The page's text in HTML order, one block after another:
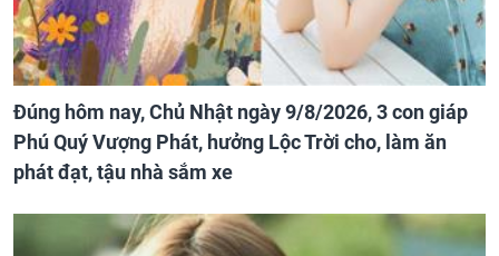
Đúng hôm nay, Chủ Nhật ngày 9/8/2026, 3 con giáp
Phú Quý Vượng Phát, hưởng Lộc Trời cho, làm ăn
phát đạt, tậu nhà sắm xe